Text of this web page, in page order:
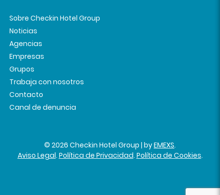
Sobre Checkin Hotel Group
Noticias
Agencias
Empresas
Grupos
Trabaja con nosotros
Contacto
Canal de denuncia
© 2026 Checkin Hotel Group | byEMEXS.
Aviso Legal. Política de Privacidad. Política de Cookies.